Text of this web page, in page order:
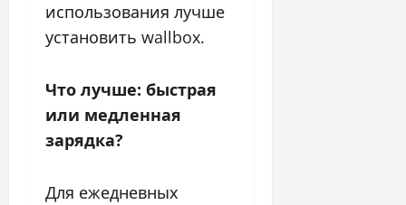
использования лучше
установить wallbox.
Что лучше: быстрая
или медленная
зарядка?
Для ежедневных